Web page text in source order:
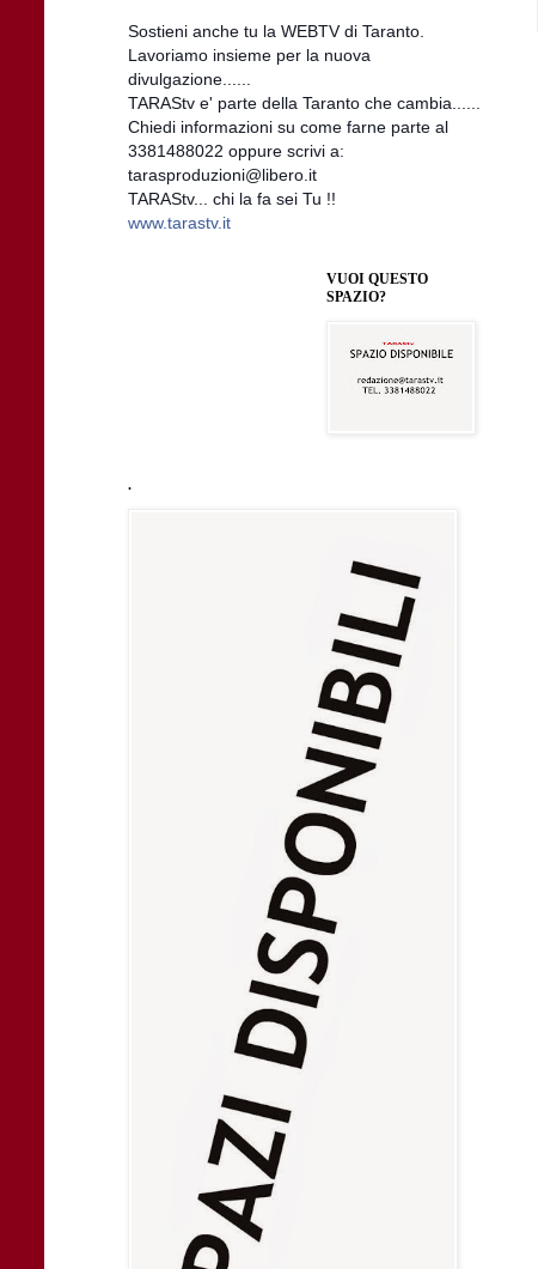
Sostieni anche tu la WEBTV di Taranto.
Lavoriamo insieme per la nuova
divulgazione......
TARAStv e' parte della Taranto che cambia......
Chiedi informazioni su come farne parte al
3381488022 oppure scrivi a:
tarasproduzioni@libero.it
TARAStv... chi la fa sei Tu !!
www.tarastv.it
VUOI QUESTO
SPAZIO?
.